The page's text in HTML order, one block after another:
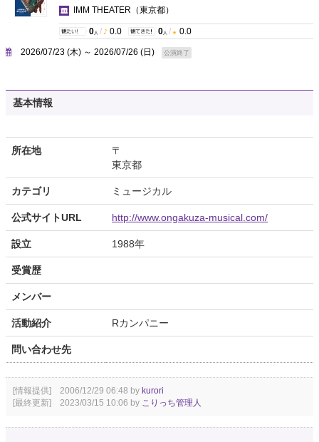
IMM THEATER （東京都）
0 人 / 0.0 0 人 / 0.0
2026/07/23 (木) ～ 2026/07/26 (日) 公演終了
基本情報
所在地
〒
東京都
カテゴリ ミュージカル
公式サイトURL http://www.ongakuza-musical.com/
設立 1988年
受賞歴
メンバー
活動紹介 Rカンパニー
問い合わせ先
[情報提供] 2006/12/29 06:48 by kurori
[最終更新] 2023/03/15 10:06 by こりっち管理人